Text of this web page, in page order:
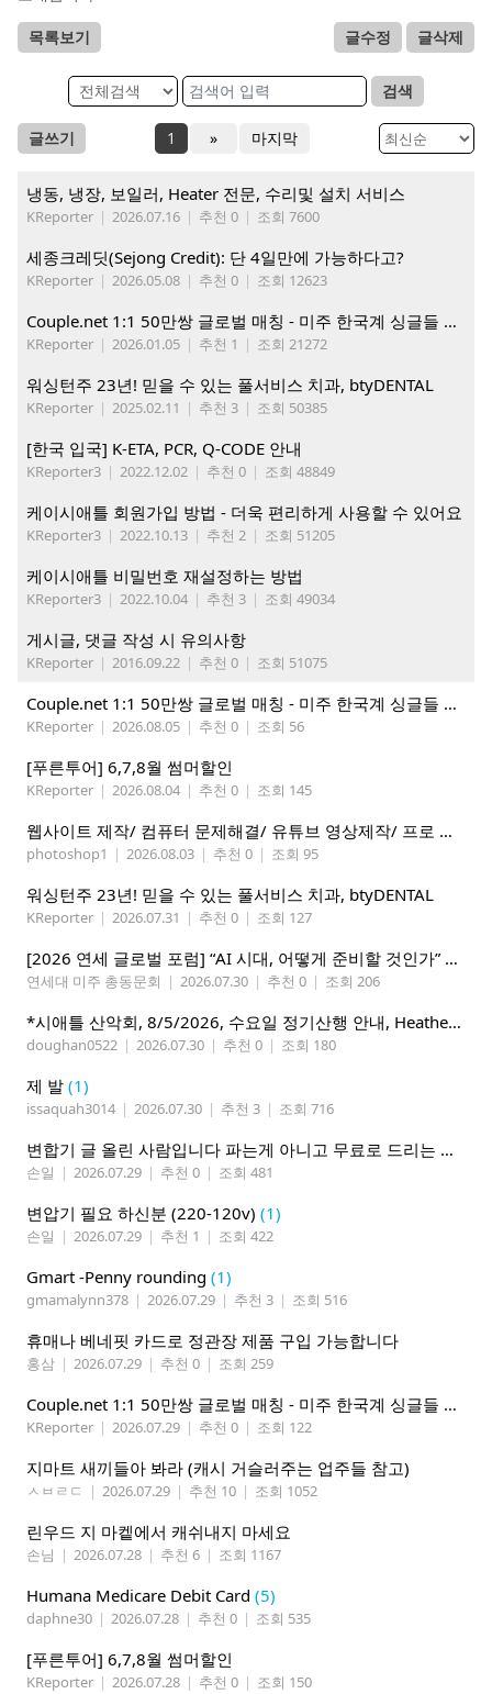
목록보기 글수정 글삭제
검색
글쓰기 1 » 마지막
냉동, 냉장, 보일러, Heater 전문, 수리및 설치 서비스
KReporter | 2026.07.16 | 추천 0 | 조회 7600
세종크레딧(Sejong Credit): 단 4일만에 가능하다고?
KReporter | 2026.05.08 | 추천 0 | 조회 12623
Couple.net 1:1 50만쌍 글로벌 매칭 - 미주 한국계 싱글들 모이세요
KReporter | 2026.01.05 | 추천 1 | 조회 21272
워싱턴주 23년! 믿을 수 있는 풀서비스 치과, btyDENTAL
KReporter | 2025.02.11 | 추천 3 | 조회 50385
[한국 입국] K-ETA, PCR, Q-CODE 안내
KReporter3 | 2022.12.02 | 추천 0 | 조회 48849
케이시애틀 회원가입 방법 - 더욱 편리하게 사용할 수 있어요
KReporter3 | 2022.10.13 | 추천 2 | 조회 51205
케이시애틀 비밀번호 재설정하는 방법
KReporter3 | 2022.10.04 | 추천 3 | 조회 49034
게시글, 댓글 작성 시 유의사항
KReporter | 2016.09.22 | 추천 0 | 조회 51075
Couple.net 1:1 50만쌍 글로벌 매칭 - 미주 한국계 싱글들 모이세요
KReporter | 2026.08.05 | 추천 0 | 조회 56
[푸른투어] 6,7,8월 썸머할인
KReporter | 2026.08.04 | 추천 0 | 조회 145
웹사이트 제작/ 컴퓨터 문제해결/ 유튜브 영상제작/ 프로 사진촬영
photoshop1 | 2026.08.03 | 추천 0 | 조회 95
워싱턴주 23년! 믿을 수 있는 풀서비스 치과, btyDENTAL
KReporter | 2026.07.31 | 추천 0 | 조회 127
[2026 연세 글로벌 포럼] “AI 시대, 어떻게 준비할 것인가” 8월 7-10일 벨뷰 개최
연세대 미주 총동문회 | 2026.07.30 | 추천 0 | 조회 206
*시애틀 산악회, 8/5/2026, 수요일 정기산행 안내, Heather Lake*
doughan0522 | 2026.07.30 | 추천 0 | 조회 180
제 발 (1)
issaquah3014 | 2026.07.30 | 추천 3 | 조회 716
변합기 글 올린 사람입니다 파는게 아니고 무료로 드리는 겁니다 필요하신분 연락처 남겨주시면 됩니다
손일 | 2026.07.29 | 추천 0 | 조회 481
변압기 필요 하신분 (220-120v) (1)
손일 | 2026.07.29 | 추천 1 | 조회 422
Gmart -Penny rounding (1)
gmamalynn378 | 2026.07.29 | 추천 3 | 조회 516
휴매나 베네핏 카드로 정관장 제품 구입 가능합니다
홍삼 | 2026.07.29 | 추천 0 | 조회 259
Couple.net 1:1 50만쌍 글로벌 매칭 - 미주 한국계 싱글들 모이세요
KReporter | 2026.07.29 | 추천 0 | 조회 122
지마트 새끼들아 봐라 (캐시 거슬러주는 업주들 참고)
ㅅㅂㄹㄷ | 2026.07.29 | 추천 10 | 조회 1052
린우드 지 마켙에서 캐쉬내지 마세요
손님 | 2026.07.28 | 추천 6 | 조회 1167
Humana Medicare Debit Card (5)
daphne30 | 2026.07.28 | 추천 0 | 조회 535
[푸른투어] 6,7,8월 썸머할인
KReporter | 2026.07.28 | 추천 0 | 조회 150